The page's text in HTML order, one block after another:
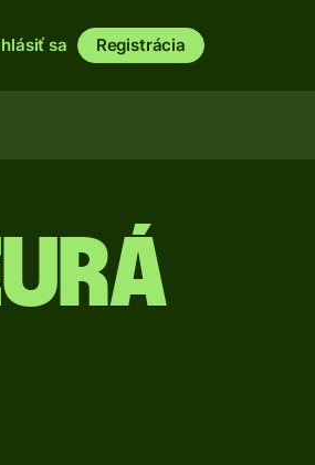
sa Registrácia